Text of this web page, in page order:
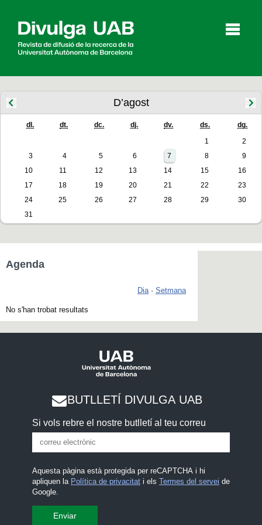
Articles Entrevistes Vídeos
English Español
D’agost
dl. dt. dc. dj. dv. ds. dg.
1
2
3
4 5 6 7 8
9
10
11 12 13 14 15
16
17
18 19 20 21 22
23
24
25 26 27 28 29
30
31
Agenda
Dia · Setmana
No s'han trobat resultats
BUTLLETÍ DIVULGA UAB
Si vols rebre el nostre butlletí al teu correu
Aquesta pàgina està protegida per reCAPTCHA i hi
apliquen la Política de privacitati els Termes del servei de
Google.